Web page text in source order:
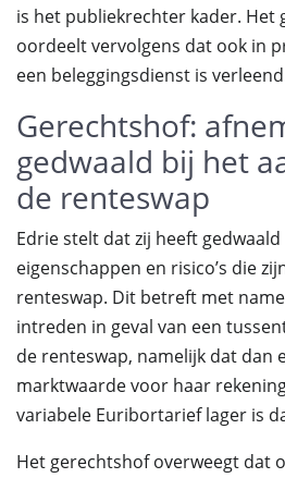
is het publiekrechter kader. Het
oordeelt vervolgens dat ook in
een beleggingsdienst is
Gerechtshof:
gedwaald bij het
de renteswap
Edrie stelt dat zij heeft
eigenschappen en risico’s die
renteswap. Dit betreft met
intreden in geval van een
de renteswap, namelijk dat dan
marktwaarde voor haar
variabele Euribortarief lager is
Het gerechtshof overweegt dat